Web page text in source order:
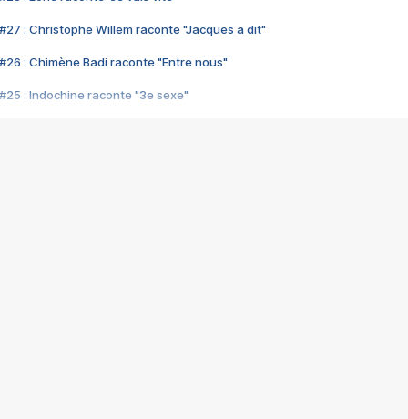
#27 : Christophe Willem raconte "Jacques a dit"
#26 : Chimène Badi raconte "Entre nous"
#25 : Indochine raconte "3e sexe"